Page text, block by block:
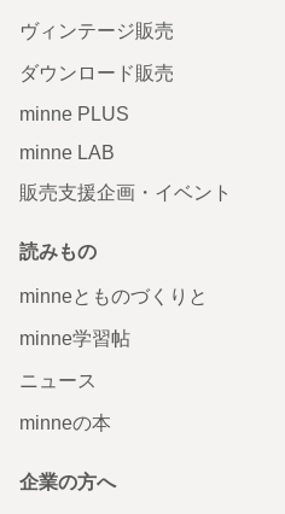
ヴィンテージ販売
ダウンロード販売
minne PLUS
minne LAB
販売支援企画・イベント
読みもの
minneとものづくりと
minne学習帖
ニュース
minneの本
企業の方へ